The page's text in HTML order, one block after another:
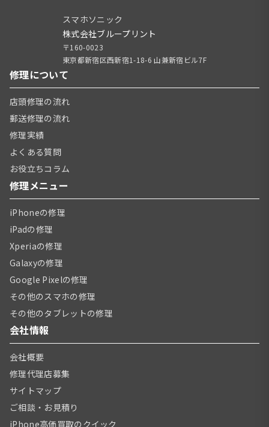
スマホソニック
株式会社ブループリント
〒160-0023
東京都新宿区西新宿1-18-6 山兼新宿ビル7F
修理について
店頭修理の流れ
郵送修理の流れ
修理実績
よくある質問
お役立ちコラム
修理メニュー
iPhoneの修理
iPadの修理
Xperiaの修理
Galaxyの修理
Google Pixelの修理
その他のスマホの修理
その他のタブレットの修理
会社情報
会社概要
修理代理店募集
サイトマップ
ご相談・お見積り
iPhone高価買取のクイック